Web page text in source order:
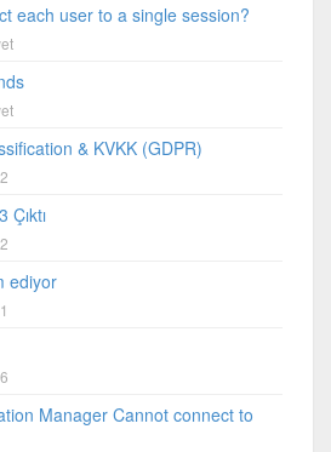
each user to a single session?
& KVKK (GDPR)
ediyor
Manager Cannot connect to